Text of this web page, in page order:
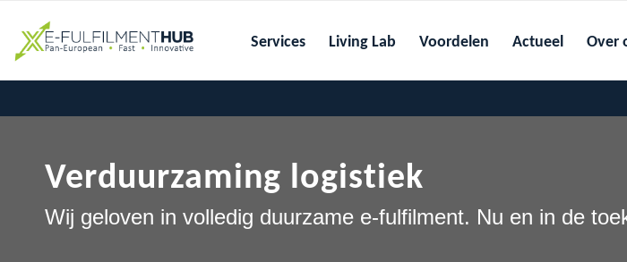
Services Living Lab Voordelen Actueel Over
Verduurzaming logistiek
Wij geloven in volledig duurzame e-fulfilment. Nu en in de